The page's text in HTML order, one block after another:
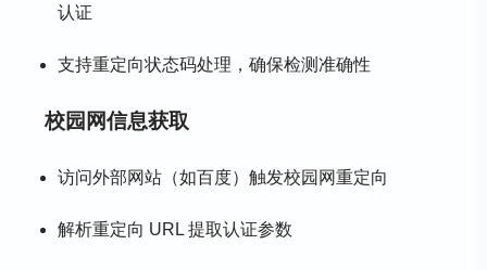
认证
支持重定向状态码处理，确保检测准确性
校园网信息获取
访问外部网站（如百度）触发校园网重定向
解析重定向 URL 提取认证参数